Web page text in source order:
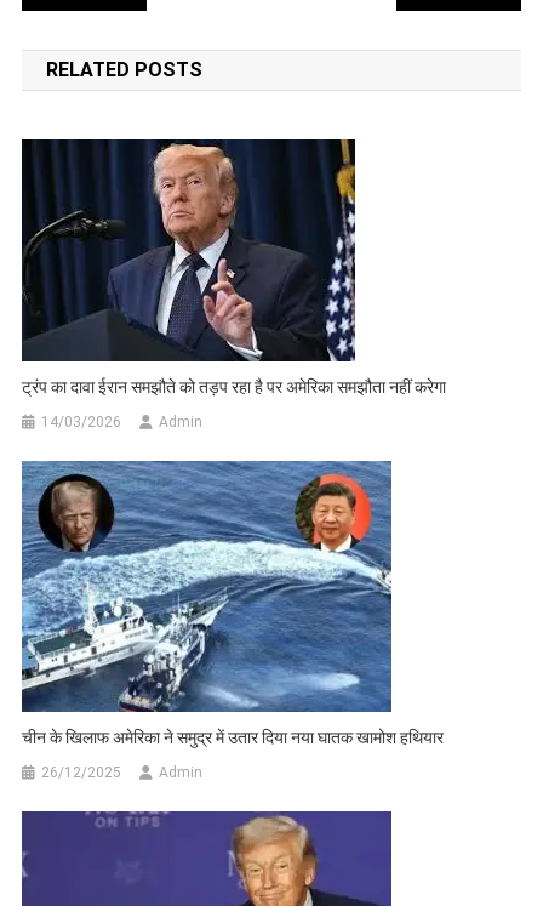
navigation
RELATED POSTS
ट्रंप का दावा ईरान समझौते को तड़प रहा है पर अमेरिका समझौता नहीं करेगा
14/03/2026 Admin
चीन के खिलाफ अमेरिका ने समुद्र में उतार दिया नया घातक खामोश हथियार
26/12/2025 Admin